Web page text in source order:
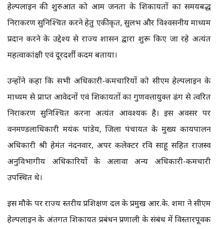
हेल्पलाईन की शुरुआत को आम जनता के शिकायतों का समयबद्ध
निराकरण सुनिश्चित करने हेतु एकीकृत, सुलभ और विश्वसनीय माध्यम
प्रदान करने के उद्देश्य से राज्य शासन द्वारा शुरू किए जा रहे अत्यंत
महत्वाकांक्षी एवं दूरदर्शी कदम बताया।
उन्होंने कहा कि सभी अधिकारी-कर्मचारियों को सीएम हेल्पलाईन के
माध्यम से प्राप्त आवेदनों एवं शिकायतों का गुणवत्तायुक्त ढंग से त्वरित
निराकरण सुनिश्चित करना अत्यंत आवश्यक है। इस अवसर पर
वनमण्डलाधिकारी मयंक पांडेय, जिला पंचायत के मुख्य कार्यपालन
अधिकारी श्री हेमंत नंदनवार, अपर कलेक्टर रवि साहू सहित राजस्व
अनुविभागीय अधिकारियों के अलावा अन्य अधिकारी-कर्मचारी
उपस्थित थे।
इस मौके पर राज्य स्तरीय प्रशिक्षण दल के प्रमुख आर.के. शर्मा ने सीएम
हेल्पलाईन के अंतर्गत शिकायत प्रबंधन प्रणाली के संबंध में विस्तारपूर्वक